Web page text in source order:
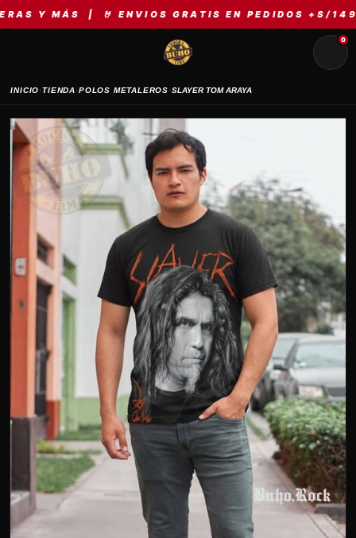
MÁS | 🤘 ENVIOS GRATIS EN PEDIDOS +S/149 |
0
INICIO›TIENDA›POLOS METALEROS›SLAYER TOM ARAYA